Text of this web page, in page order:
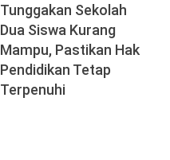
Tunggakan Sekolah
Dua Siswa Kurang
Mampu, Pastikan Hak
Pendidikan Tetap
Terpenuhi